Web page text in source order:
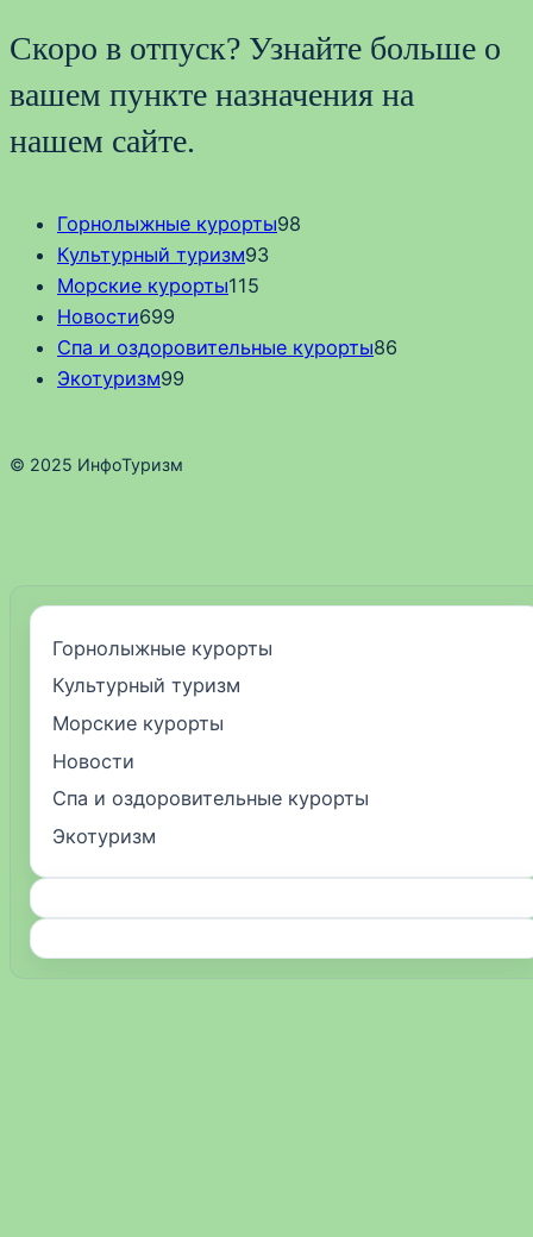
Скоро в отпуск? Узнайте больше о
вашем пункте назначения на
нашем сайте.
Горнолыжные курорты98
Культурный туризм93
Морские курорты115
Новости699
Спа и оздоровительные курорты86
Экотуризм99
© 2025 ИнфоТуризм
Горнолыжные курорты
Культурный туризм
Морские курорты
Новости
Спа и оздоровительные курорты
Экотуризм